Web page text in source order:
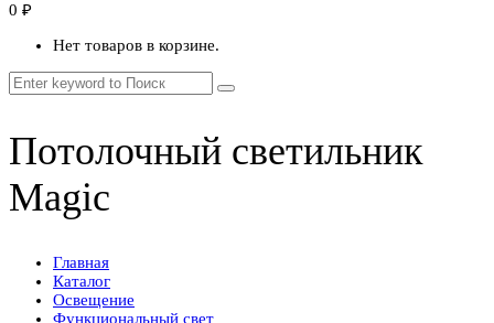
0 ₽
Нет товаров в корзине.
Потолочный светильник
Magic
Главная
Каталог
Освещение
Функциональный свет